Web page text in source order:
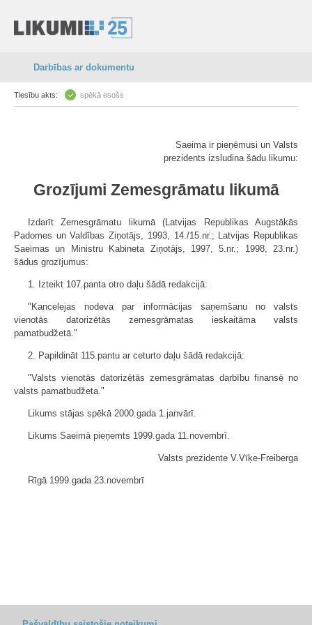
Darbības ar dokumentu
Tiesību akts: spēkā esošs
Saeima ir pieņēmusi un Valsts
prezidents izsludina šādu likumu:
Grozījumi Zemesgrāmatu likumā
Izdarīt Zemesgrāmatu likumā (Latvijas Republikas Augstākās
Padomes un Valdības Ziņotājs, 1993, 14./15.nr.; Latvijas Republikas
Saeimas un Ministru Kabineta Ziņotājs, 1997, 5.nr.; 1998, 23.nr.)
šādus grozījumus:
1. Izteikt 107.panta otro daļu šādā redakcijā:
"Kancelejas nodeva par informācijas saņemšanu no valsts
vienotās datorizētās zemesgrāmatas ieskaitāma valsts
pamatbudžetā."
2. Papildināt 115.pantu ar ceturto daļu šādā redakcijā:
"Valsts vienotās datorizētās zemesgrāmatas darbību finansē no
valsts pamatbudžeta."
Likums stājas spēkā 2000.gada 1.janvārī.
Likums Saeimā pieņemts 1999.gada 11.novembrī.
Valsts prezidente V.Vīķe-Freiberga
Rīgā 1999.gada 23.novembrī